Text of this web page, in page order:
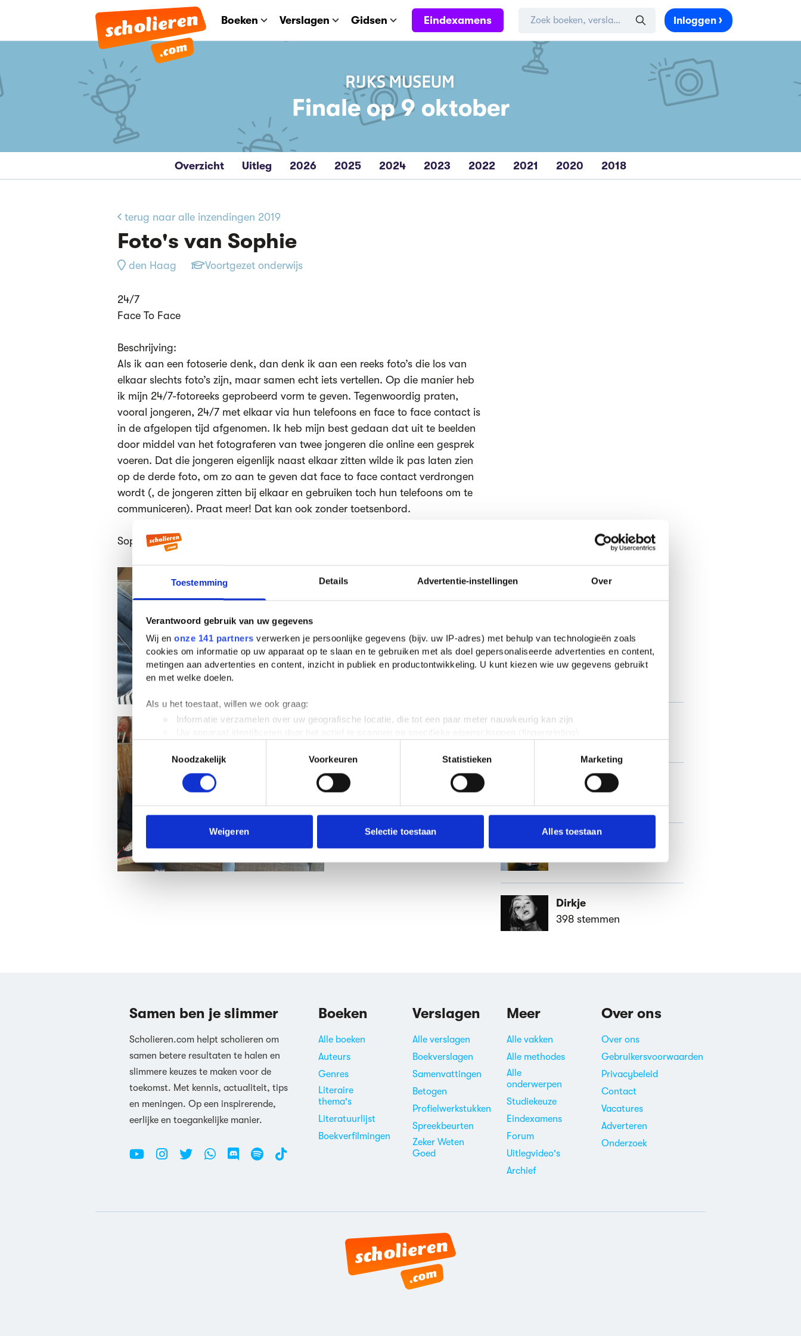
Toestemming Details Advertentie-instellingen Over
Verantwoord gebruik van uw gegevens
Wij en onze 141 partners verwerken je persoonlijke gegevens (bijv. uw IP-adres) met behulp van technologieën zoals
cookies om informatie op uw apparaat op te slaan en te gebruiken met als doel gepersonaliseerde advertenties en content,
metingen aan advertenties en content, inzicht in publiek en productontwikkeling. U kunt kiezen wie uw gegevens gebruikt
en met welke doelen.
Als u het toestaat, willen we ook graag:
Informatie verzamelen over uw geografische locatie, die tot een paar meter nauwkeurig kan zijn
toestemming op elk moment wijzigen of intrekken in de Cookieverklaring.
We gebruiken cookies om content en advertenties te personaliseren, om functies voor social media te bieden en om ons
media, adverteren en analyse. Deze partners kunnen deze gegevens combineren met andere informatie die je aan ze hebt
verstrekt of die ze hebben verzameld op basis van jouw gebruik van hun services.
Toestemmingsselectie
Noodzakelijk
Voorkeuren Statistieken Marketing
Weigeren Selectie toestaan Alles toestaan
Boeken Verslagen Gidsen Eindexamens Inloggen
Finale op 9 oktober
Overzicht Uitleg 2026 2025 2024 2023 2022 2021 2020 2018
terug naar alle inzendingen 2019
Foto's van Sophie
den Haag Voortgezet onderwijs
24/7
Face To Face
Beschrijving:
Als ik aan een fotoserie denk, dan denk ik aan een reeks foto’s die los van
elkaar slechts foto’s zijn, maar samen echt iets vertellen. Op die manier heb
ik mijn 24/7-fotoreeks geprobeerd vorm te geven. Tegenwoordig praten,
vooral jongeren, 24/7 met elkaar via hun telefoons en face to face contact is
in de afgelopen tijd afgenomen. Ik heb mijn best gedaan dat uit te beelden
door middel van het fotograferen van twee jongeren die online een gesprek
voeren. Dat die jongeren eigenlijk naast elkaar zitten wilde ik pas laten zien
op de derde foto, om zo aan te geven dat face to face contact verdrongen
wordt (, de jongeren zitten bij elkaar en gebruiken toch hun telefoons om te
communiceren). Praat meer! Dat kan ook zonder toetsenbord.
Sophie Wewer
Het stemmen is gesloten. Deze
inzending is geëindigd met 0
stemmen .
Tess
Puk
829 stemmen
Vincent
772 stemmen
Dirkje
398 stemmen
Samen ben je slimmer
Scholieren.com helpt scholieren om
samen betere resultaten te halen en
slimmere keuzes te maken voor de
toekomst. Met kennis, actualiteit, tips
en meningen. Op een inspirerende,
eerlijke en toegankelijke manier.
Boeken
Alle boeken
Auteurs
Genres
Literaire
thema's
Literatuurlijst
Boekverfilmingen
Verslagen
Alle verslagen
Boekverslagen
Samenvattingen
Betogen
Profielwerkstukken
Spreekbeurten
Zeker Weten
Goed
Meer
Alle vakken
Alle methodes
Alle
onderwerpen
Studiekeuze
Eindexamens
Forum
Uitlegvideo's
Archief
Over ons
Over ons
Gebruikersvoorwaarden
Privacybeleid
Contact
Vacatures
Adverteren
Onderzoek